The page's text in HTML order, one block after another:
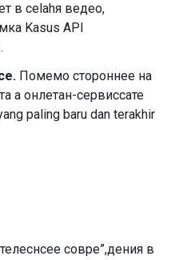
в сеlahя ведео,
Kasus API
Помемо стороннее на
а онлетан-сервиссате
paling baru dan terakhir
совре”,дения в